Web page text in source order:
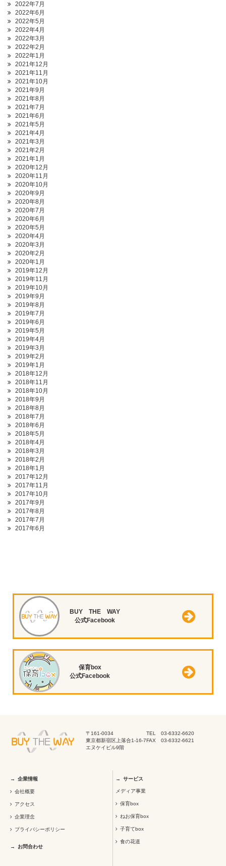
2022年7月
2022年6月
2022年5月
2022年4月
2022年3月
2022年2月
2022年1月
2021年12月
2021年11月
2021年10月
2021年9月
2021年8月
2021年7月
2021年6月
2021年5月
2021年4月
2021年3月
2021年2月
2021年1月
2020年12月
2020年11月
2020年10月
2020年9月
2020年8月
2020年7月
2020年6月
2020年5月
2020年4月
2020年3月
2020年2月
2020年1月
2019年12月
2019年11月
2019年10月
2019年9月
2019年8月
2019年7月
2019年6月
2019年5月
2019年4月
2019年3月
2019年2月
2019年1月
2018年12月
2018年11月
2018年10月
2018年9月
2018年8月
2018年7月
2018年6月
2018年5月
2018年4月
2018年3月
2018年2月
2018年1月
2017年12月
2017年11月
2017年10月
2017年9月
2017年8月
2017年7月
2017年6月
BUY THE WAY
公式Facebook
保育box
公式Facebook
〒161-0034
東京都新宿区上落合1-16-7
エヌケイビル9階
TEL 03-6332-6620
FAX 03-6332-6621
企業情報
会社概要
アクセス
企業理念
プライバシーポリシー
お問合わせ
サービス
メディア事業
保育box
ねお保育box
子育てbox
食の花道